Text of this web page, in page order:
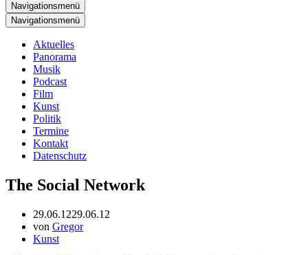
Navigationsmenü
Navigationsmenü
Aktuelles
Panorama
Musik
Podcast
Film
Kunst
Politik
Termine
Kontakt
Datenschutz
The Social Network
29.06.1229.06.12
von Gregor
Kunst